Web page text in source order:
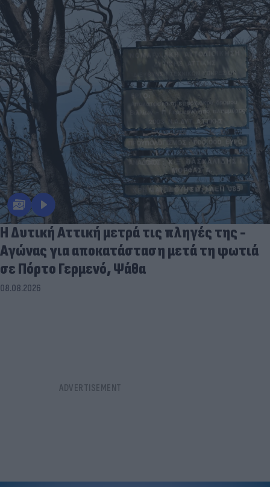
Η Δυτική Αττική μετρά τις πληγές της -
Αγώνας για αποκατάσταση μετά τη φωτιά
σε Πόρτο Γερμενό, Ψάθα
08.08.2026